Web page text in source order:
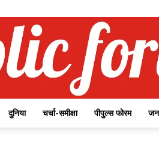
दुनिया चर्चा-समीक्षा पीपुल्स फोरम जन